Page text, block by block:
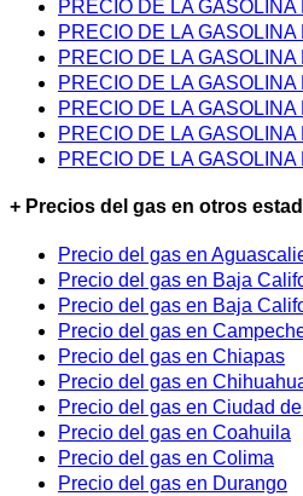
PRECIO DE LA
PRECIO DE LA
PRECIO DE LA
PRECIO DE LA
PRECIO DE LA
PRECIO DE LA GASOLINA
PRECIO DE LA
+ Precios del gas en otros
Precio del gas en
Precio del gas en Baja
Precio del gas en Baja
Precio del gas en
Precio del gas en Chiapas
Precio del gas en
Precio del gas en Ciudad
Precio del gas en Coahuila
Precio del gas en Colima
Precio del gas en Durango